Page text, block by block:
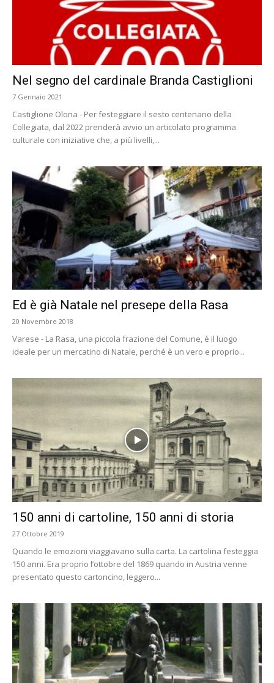
Nel segno del cardinale Branda Castiglioni
7 Gennaio 2021
Castiglione Olona - Per festeggiare il sesto centenario della
Collegiata, dal 2022 prenderà avvio un articolato programma
culturale con iniziative che, a più livelli,...
Ed è già Natale nel presepe della Rasa
20 Novembre 2018
Varese - La Rasa, una piccola frazione del Comune, è il luogo
ideale per un mercatino di Natale, perché è un vero e proprio...
150 anni di cartoline, 150 anni di storia
27 Ottobre 2019
Quando le emozioni viaggiavano sulla carta. La cartolina festeggia
150 anni. Era proprio l’ottobre del 1869 quando in Austria venne
presentato questo cartoncino, leggero...